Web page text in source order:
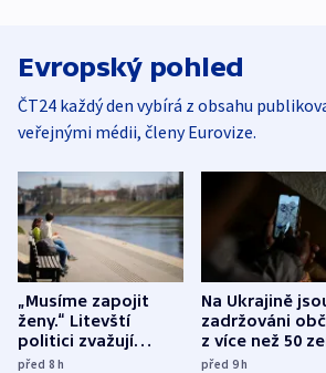
Evropský pohled
ČT24 každý den vybírá z obsahu
veřejnými médii, členy Eurovize.
„Musíme zapojit
ženy.“ Litevští
politici zvažují
dohodu o
před 8h
Na Ukrajině
zadržováni
z více než 50
Bojovali na
před 9h